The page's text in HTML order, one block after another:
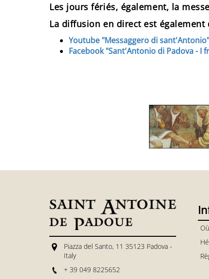
Les jours fériés, également, la
La diffusion en direct est
Youtube "Messaggero di sant'Antonio"
Facebook "Sant'Antonio di Padova - I
Piazza del Santo, 11 35123 Padova -
Italy
+ 39 049 8225652